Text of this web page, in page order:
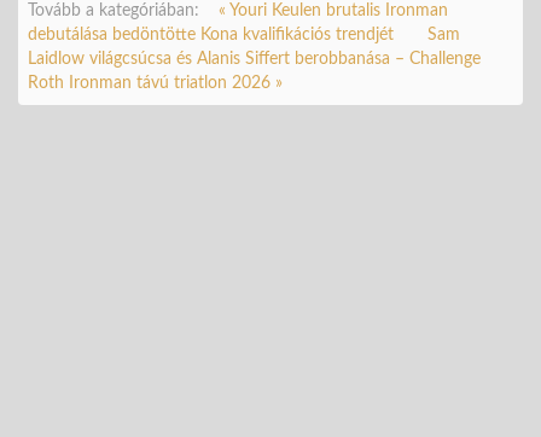
Tovább a kategóriában:
« Youri Keulen brutalis Ironman
debutálása bedöntötte Kona kvalifikációs trendjét
Sam
Laidlow világcsúcsa és Alanis Siffert berobbanása – Challenge
Roth Ironman távú triatlon 2026 »